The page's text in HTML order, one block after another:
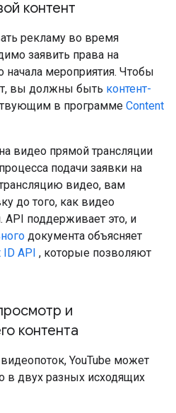
контент
рекламу во время
заявить права на
начала мероприятия. Чтобы
вы должны быть контент-
в программе Content
видео прямой трансляции
подачи заявки на
видео, вам
до того, как видео
API поддерживает это, и
документа объясняет
ID API , которые позволяют
и
контента
YouTube может
в двух разных исходящих